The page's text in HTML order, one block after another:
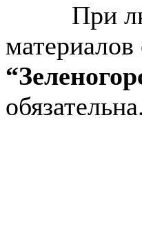
При
материалов
обязательна.